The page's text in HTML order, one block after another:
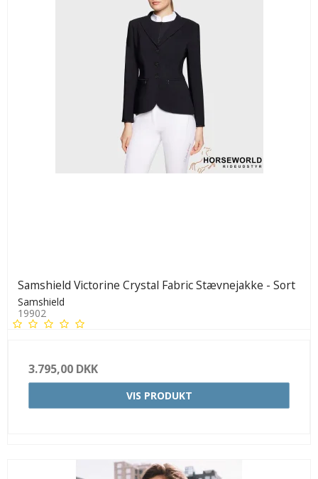
Samshield Victorine Crystal Fabric Stævnejakke - Sort
Samshield
19902
3.795,00 DKK
VIS PRODUKT